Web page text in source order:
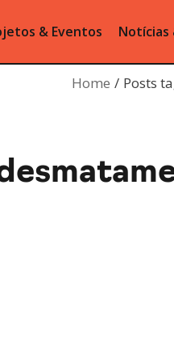
& Eventos Notícias
Home Posts